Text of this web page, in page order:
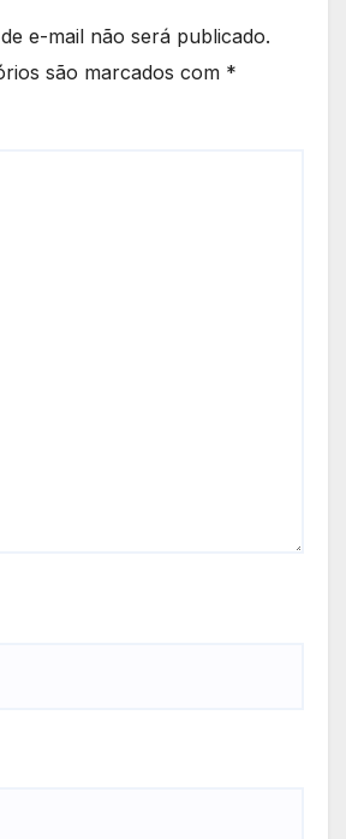
e-mail não será publicado.
são marcados com *